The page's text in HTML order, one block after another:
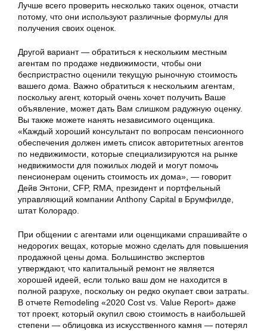
Лучше всего проверить несколько таких оценок, отчасти
потому, что они используют различные формулы для
получения своих оценок.
Другой вариант — обратиться к нескольким местным
агентам по продаже недвижимости, чтобы они
беспристрастно оценили текущую рыночную стоимость
вашего дома. Важно обратиться к нескольким агентам,
поскольку агент, который очень хочет получить Ваше
объявление, может дать Вам слишком радужную оценку.
Вы также можете нанять независимого оценщика.
«Каждый хороший консультант по вопросам пенсионного
обеспечения должен иметь список авторитетных агентов
по недвижимости, которые специализируются на рынке
недвижимости для пожилых людей и могут помочь
пенсионерам оценить стоимость их дома», — говорит
Дейв Энтони, CFP, RMA, президент и портфельный
управляющий компании Anthony Capital в Брумфилде,
штат Колорадо.
При общении с агентами или оценщиками спрашивайте о
недорогих вещах, которые можно сделать для повышения
продажной цены дома. Большинство экспертов
утверждают, что капитальный ремонт не является
хорошей идеей, если только ваш дом не находится в
полной разрухе, поскольку он редко окупает свои затраты.
В отчете Remodeling «2020 Cost vs. Value Report» даже
тот проект, который окупил свою стоимость в наибольшей
степени — облицовка из искусственного камня — потерял